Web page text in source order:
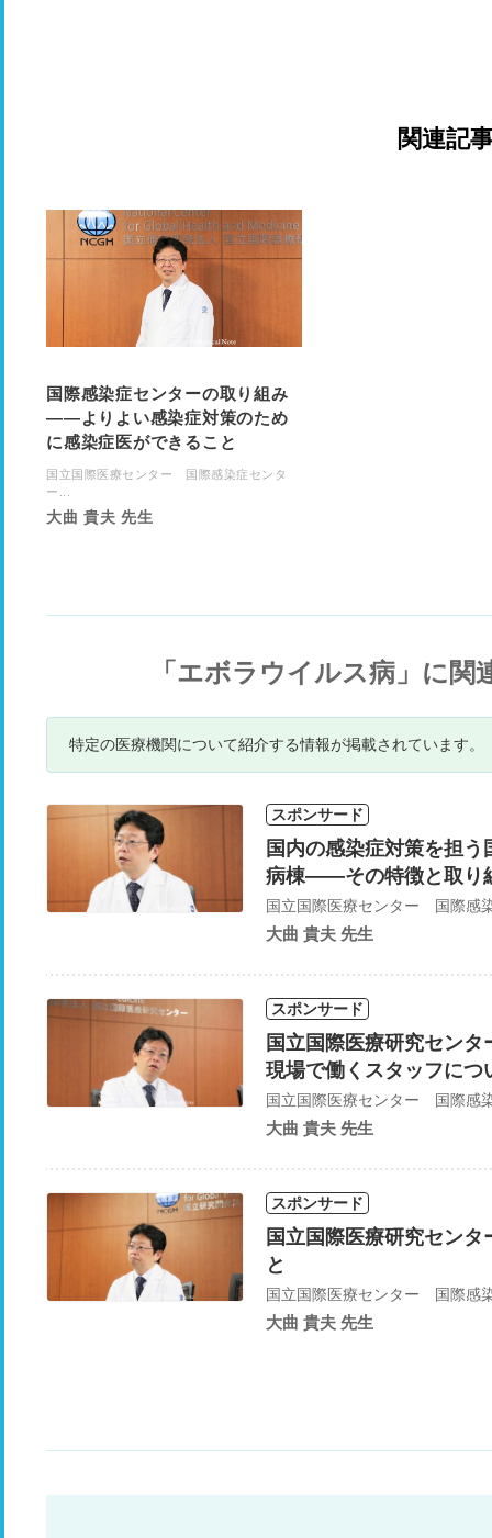
関連記
国際感染症センターの取り組み
――​​よりよい感染症対策のため
に感染症医ができること
国立国際医療センター 国際感染症センタ
ー...
大曲 貴夫 先生
「エボラウイルス病」に関
特定の医療機関について紹介する情報が掲載されています。
スポンサード
国内の感染症対策を担
病棟――​​その特徴と取り
大曲 貴夫 先生
スポンサード
国立国際医療研究セン
現場で働くスタッフにつ
大曲 貴夫 先生
スポンサード
国立国際医療研究セン
と
大曲 貴夫 先生